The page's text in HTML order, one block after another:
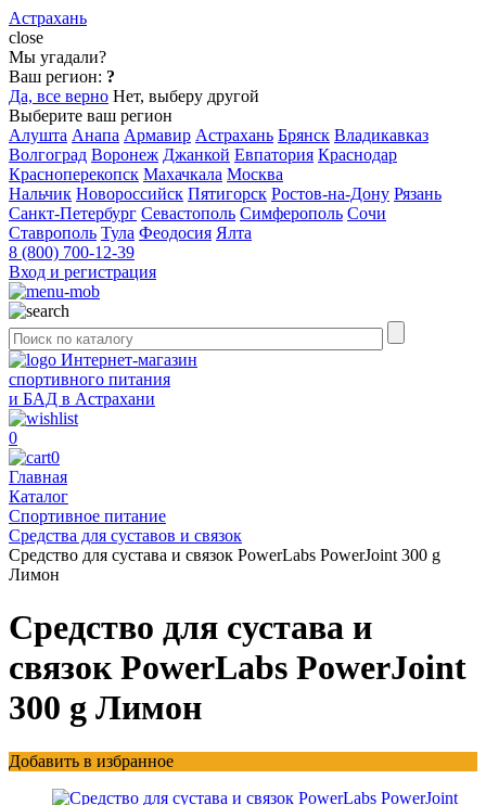
Астрахань
close
Мы угадали?
Ваш регион: ?
Да, все верно Нет, выберу другой
Выберите ваш регион
Алушта Анапа Армавир Астрахань Брянск Владикавказ
Волгоград Воронеж Джанкой Евпатория Краснодар
Красноперекопск Махачкала Москва
Нальчик Новороссийск Пятигорск Ростов-на-Дону Рязань
Санкт-Петербург Севастополь Симферополь Сочи
Ставрополь Тула Феодосия Ялта
8 (800) 700-12-39
Вход и регистрация
Интернет-магазин
спортивного питания
и БАД в Астрахани
0
0
Главная
Каталог
Спортивное питание
Средства для суставов и связок
Средство для сустава и связок PowerLabs PowerJoint 300 g
Лимон
Средство для сустава и
связок PowerLabs PowerJoint
300 g Лимон
Добавить в избранное